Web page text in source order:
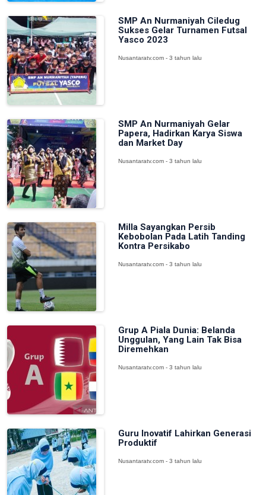
SMP An Nurmaniyah Ciledug
Sukses Gelar Turnamen Futsal
Yasco 2023
Nusantaratv.com - 3 tahun lalu
SMP An Nurmaniyah Gelar
Papera, Hadirkan Karya Siswa
dan Market Day
Nusantaratv.com - 3 tahun lalu
Milla Sayangkan Persib
Kebobolan Pada Latih Tanding
Kontra Persikabo
Nusantaratv.com - 3 tahun lalu
Grup A Piala Dunia: Belanda
Unggulan, Yang Lain Tak Bisa
Diremehkan
Nusantaratv.com - 3 tahun lalu
Guru Inovatif Lahirkan Generasi
Produktif
Nusantaratv.com - 3 tahun lalu